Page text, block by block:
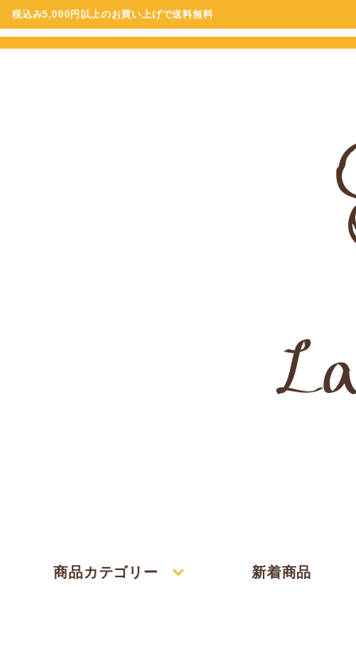
税込み5,000円以上のお買い上げで送料無料
商品カテゴリー 新着商品